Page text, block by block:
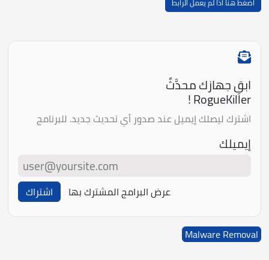
اضغط هنا اذا لم يعمل الرابط
ابقِ جهازك محدَّثً
RogueKiller !
اشترك ليصلك إيميل عند صدور أي تحديث جديد. للبرنامج
إيميلك
عرض البرامج المشترك بها اشتراك
Malware Removal